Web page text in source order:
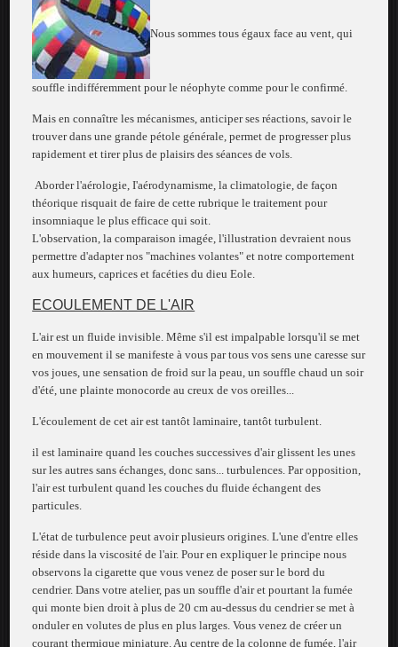
Nous sommes tous égaux face au vent, qui
souffle indifféremment pour le néophyte comme pour le confirmé.
Mais en connaître les mécanismes, anticiper ses réactions, savoir le
trouver dans une grande pétole générale, permet de progresser plus
rapidement et tirer plus de plaisirs des séances de vols.
Aborder l'aérologie, I'aérodynamisme, la climatologie, de façon
théorique risquait de faire de cette rubrique le traitement pour
insomniaque le plus efficace qui soit.
L'observation, la comparaison imagée, l'illustration devraient nous
permettre d'adapter nos "machines volantes" et notre comportement
aux humeurs, caprices et facéties du dieu Eole.
ECOULEMENT DE L'AIR
L'air est un fluide invisible. Même s'il est impalpable lorsqu'il se met
en mouvement il se manifeste à vous par tous vos sens une caresse sur
vos joues, une sensation de froid sur la peau, un souffle chaud un soir
d'été, une plainte monocorde au creux de vos oreilles...
L'écoulement de cet air est tantôt laminaire, tantôt turbulent.
il est laminaire quand les couches successives d'air glissent les unes
sur les autres sans échanges, donc sans... turbulences. Par opposition,
l'air est turbulent quand les couches du fluide échangent des
particules.
L'état de turbulence peut avoir plusieurs origines. L'une d'entre elles
réside dans la viscosité de l'air. Pour en expliquer le principe nous
observons la cigarette que vous venez de poser sur le bord du
cendrier. Dans votre atelier, pas un souffle d'air et pourtant la fumée
qui monte bien droit à plus de 20 cm au-dessus du cendrier se met à
onduler en volutes de plus en plus larges. Vous venez de créer un
courant thermique miniature. Au centre de la colonne de fumée, l'air